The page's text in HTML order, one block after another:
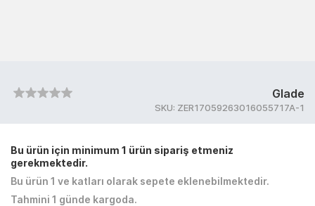
Glade
SKU: ZER17059263016055717A-1
Bu ürün için minimum 1 ürün sipariş etmeniz
gerekmektedir.
Bu ürün 1 ve katları olarak sepete eklenebilmektedir.
Tahmini 1 günde kargoda.